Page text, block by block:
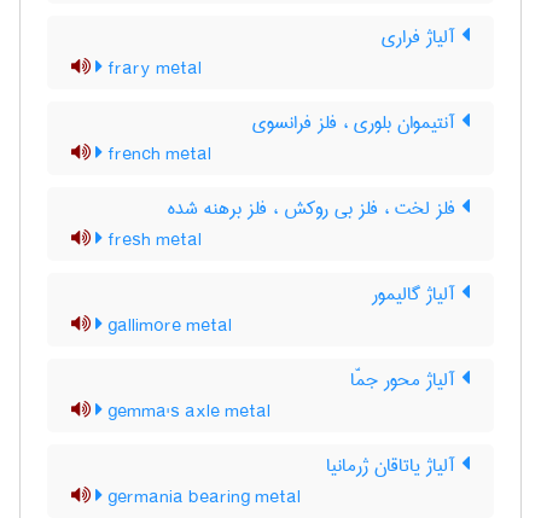
آلیاژ فراری
frary metal
آنتیموان بلوری ، فلز فرانسوی
french metal
فلز لخت ، فلز بی روکش ، فلز برهنه شده
fresh metal
آلیاژ گالیمور
gallimore metal
آلیاژ محور جمّا
gemma's axle metal
آلیاژ یاتاقان ژرمانیا
germania bearing metal